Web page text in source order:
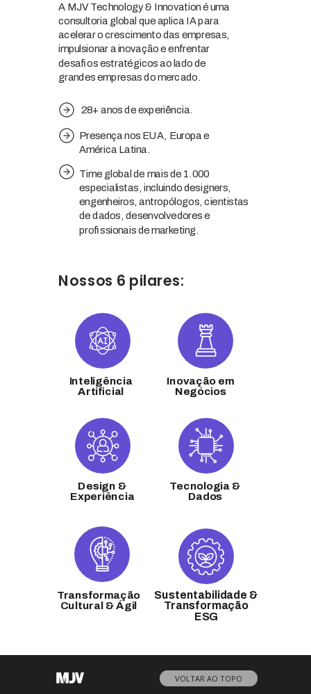
VOLTAR AO TOPO
A MJV Technology & Innovation é uma
consultoria global que aplica IA para
acelerar o crescimento das empresas,
impulsionar a inovação e enfrentar
desafios estratégicos ao lado de
grandes empresas do mercado.
Transformação
Cultural & Ágil
Inovação em
Negócios
Tecnologia &
Dados
Design &
Experiência
Sustentabilidade &
Transformação
ESG
Nossos 6 pilares:
28+ anos de experiência.
Presença nos EUA, Europa e
América Latina.
Time global de mais de 1.000
especialistas, incluindo designers,
engenheiros, antropólogos, cientistas
de dados, desenvolvedores e
profissionais de marketing.
Inteligência
Artificial